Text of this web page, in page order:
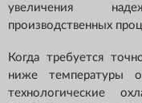
увеличения
производственных
Когда требуется
ниже температуры
технологические